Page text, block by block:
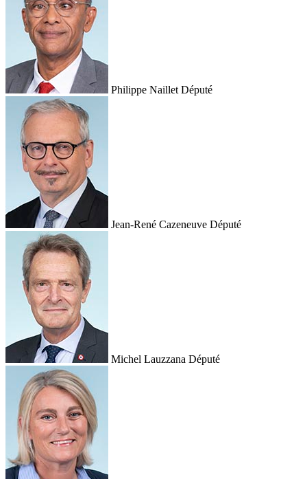
Philippe Naillet Député
Jean-René Cazeneuve Député
Michel Lauzzana Député